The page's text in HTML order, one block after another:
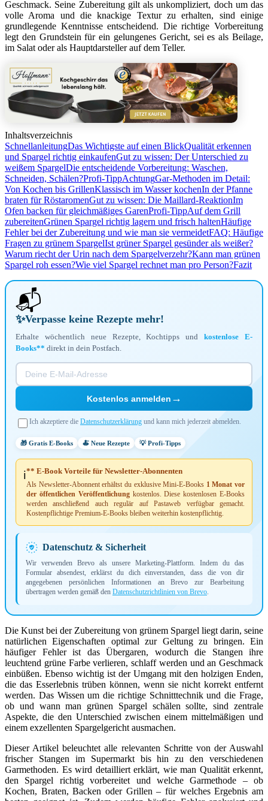
Geschmack. Seine Zubereitung gilt als unkompliziert, doch um das
volle Aroma und die knackige Textur zu erhalten, sind einige
grundlegende Kenntnisse entscheidend. Die richtige Vorbereitung
legt den Grundstein für ein gelungenes Gericht, sei es als Beilage,
im Salat oder als Hauptdarsteller auf dem Teller.
Inhaltsverzeichnis
SchnellanleitungDas Wichtigste auf einen BlickQualität erkennen
und Spargel richtig einkaufenGut zu wissen: Der Unterschied zu
weißem SpargelDie entscheidende Vorbereitung: Waschen,
Schneiden, Schälen?Profi-TippAchtungGar-Methoden im Detail:
Von Kochen bis GrillenKlassisch im Wasser kochenIn der Pfanne
braten für RöstaromenGut zu wissen: Die Maillard-ReaktionIm
Ofen backen für gleichmäßiges GarenProfi-TippAuf dem Grill
zubereitenGrünen Spargel richtig lagern und frisch haltenHäufige
Fehler bei der Zubereitung und wie man sie vermeidetFAQ: Häufige
Fragen zu grünem SpargelIst grüner Spargel gesünder als weißer?
Warum riecht der Urin nach dem Spargelverzehr?Kann man grünen
Spargel roh essen?Wie viel Spargel rechnet man pro Person?Fazit
📬
✨Verpasse keine Rezepte mehr!
Erhalte wöchentlich neue Rezepte, Kochtipps undkostenlose E-
Books** direkt in dein Postfach.
Kostenlos anmelden →
Ich akzeptiere die Datenschutzerklärung und kann mich jederzeit abmelden.
🎁 Gratis E-Books 🍝 Neue Rezepte 💡 Profi-Tipps
ℹ️** E-Book Vorteile für Newsletter-Abonnenten
Als Newsletter-Abonnent erhältst du exklusive Mini-E-Books 1 Monat vor
der öffentlichen Veröffentlichungkostenlos. Diese kostenlosen E-Books
werden anschließend auch regulär auf Pastaweb verfügbar gemacht.
Kostenpflichtige Premium-E-Books bleiben weiterhin kostenpflichtig.
Datenschutz & Sicherheit
Wir verwenden Brevo als unsere Marketing-Plattform. Indem du das
Formular absendest, erklärst du dich einverstanden, dass die von dir
angegebenen persönlichen Informationen an Brevo zur Bearbeitung
übertragen werden gemäß den Datenschutzrichtlinien von Brevo.
Die Kunst bei der Zubereitung von grünem Spargel liegt darin, seine
natürlichen Eigenschaften optimal zur Geltung zu bringen. Ein
häufiger Fehler ist das Übergaren, wodurch die Stangen ihre
leuchtend grüne Farbe verlieren, schlaff werden und an Geschmack
einbüßen. Ebenso wichtig ist der Umgang mit den holzigen Enden,
die das Esserlebnis trüben können, wenn sie nicht korrekt entfernt
werden. Das Wissen um die richtige Schnitttechnik und die Frage,
ob und wann man grünen Spargel schälen sollte, sind zentrale
Aspekte, die den Unterschied zwischen einem mittelmäßigen und
einem exzellenten Spargelgericht ausmachen.
Dieser Artikel beleuchtet alle relevanten Schritte von der Auswahl
frischer Stangen im Supermarkt bis hin zu den verschiedenen
Garmethoden. Es wird detailliert erklärt, wie man Qualität erkennt,
den Spargel richtig vorbereitet und welche Garmethode – ob
Kochen, Braten, Backen oder Grillen – für welches Ergebnis am